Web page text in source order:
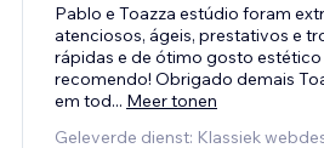
Pablo e Toazza estúdio foram
atenciosos, ágeis, prestativos e
rápidas e de ótimo gosto
recomendo! Obrigado demais
em tod... Meer tonen
Geleverde dienst: Klassiek